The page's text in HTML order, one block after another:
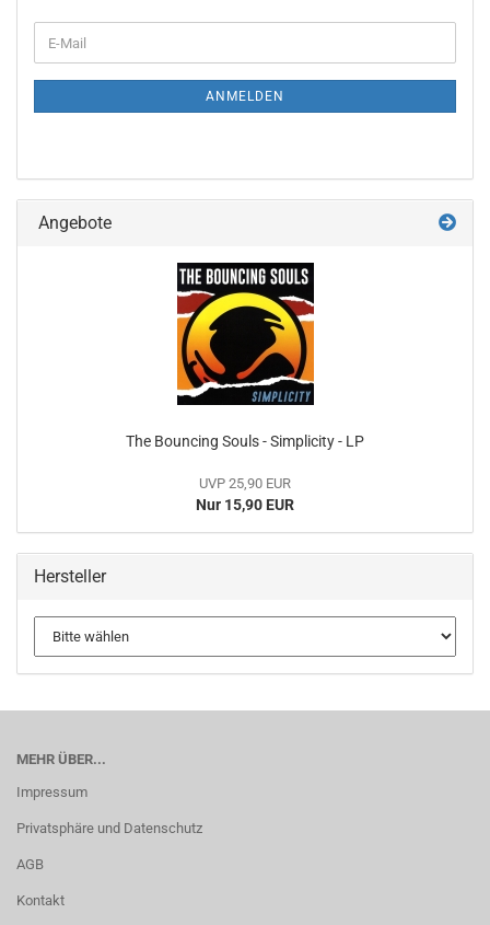
ZUR
E-
Mail
ANMELDEN
Angebote
The Bouncing Souls - Simplicity - LP
UVP 25,90 EUR
Nur 15,90 EUR
Hersteller
MEHR ÜBER...
Impressum
Privatsphäre und Datenschutz
AGB
Kontakt